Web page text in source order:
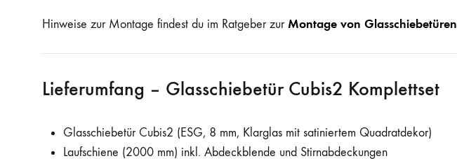
Hinweise zur Montage findest du im Ratgeber zurMontage von Glasschiebetüren
Lieferumfang – Glasschiebetür Cubis2 Komplettset
Glasschiebetür Cubis2 (ESG, 8 mm, Klarglas mit satiniertem Quadratdekor)
Laufschiene (2000 mm) inkl. Abdeckblende und Stirnabdeckungen